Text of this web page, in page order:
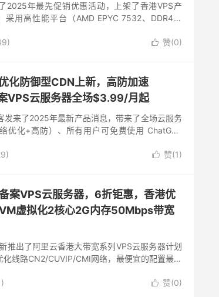
2025年最先促销优惠活动，上架了香港VPS产
用高性能平台（AMD EPYC 7532、DDR4、
 赞(0)
化防御型CDN上新，高防加速
VPS云服务器全场$3.99/月起
来了2025年最新产品消息，带来了全场云服务
优化+高防）、所有用户可免费使用 ChatGPT
 赞(1)
案VPS云服务器，6折钜惠，香港优
虚拟化2核心2G内存50Mbps带宽
推出了阿里云香港大带宽系列VPS云服务器计划
线路CN2/CUVIP/CMI网络，最便宜的配置最低
 赞(0)